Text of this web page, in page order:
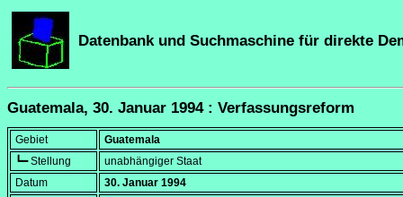
Datenbank und Suchmaschine für direkte
Guatemala, 30. Januar 1994 : Verfassungsreform
Gebiet
Guatemala
┗━ Stellung
unabhängiger Staat
Datum
30. Januar 1994